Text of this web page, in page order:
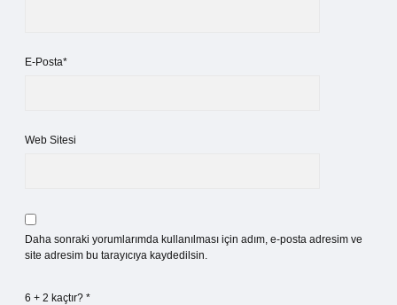
E-Posta*
Web Sitesi
Daha sonraki yorumlarımda kullanılması için adım, e-posta adresim ve
site adresim bu tarayıcıya kaydedilsin.
6 + 2 kaçtır? *